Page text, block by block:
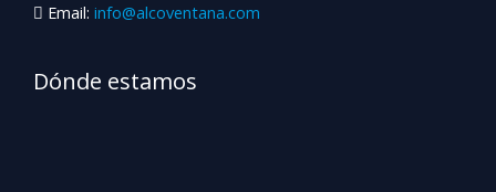
Email: info@alcoventana.com
Dónde estamos